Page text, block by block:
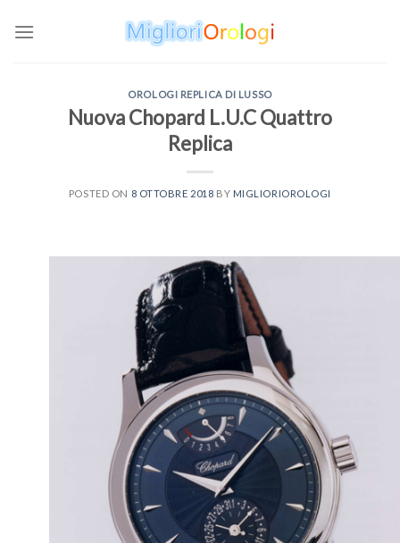
OROLOGI REPLICA DI LUSSO
Nuova Chopard L.U.C Quattro
Replica
POSTED ON 8 OTTOBRE 2018 BY MIGLIORIOROLOGI